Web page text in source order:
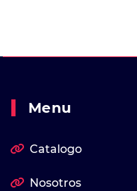
Menu
Catalogo
Nosotros